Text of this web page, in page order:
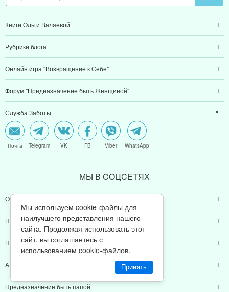
Книги Ольги Валяевой
Рубрики блога
Онлайн игра "Возвращение к Себе"
Форум "Предназначение быть Женщиной"
Служба Заботы
Почта Telegram VK FB Viber WhatsApp
МЫ В CОЦCЕТЯХ
Ольга Валяева
Предназначение быть женщиной
Предназначение быть мамой
Алексей Валяев
Предназначение быть папой
Мы используем cookie-файлы для
наилучшего представления нашего
сайта. Продолжая использовать этот
сайт, вы соглашаетесь с
использованием cookie-файлов.
Принять